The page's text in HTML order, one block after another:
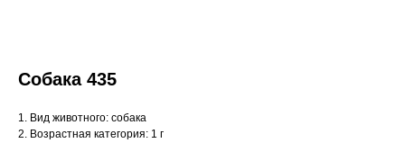
Собака 435
1. Вид животного: собака
2. Возрастная категория: 1 г